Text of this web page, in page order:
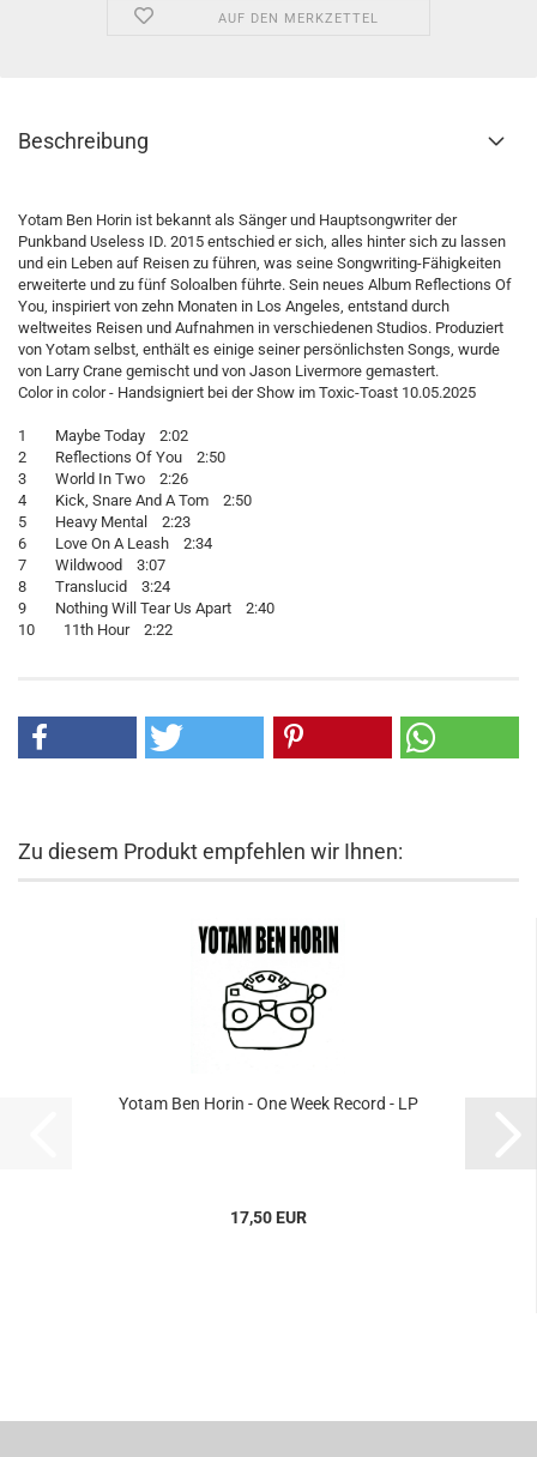
AUF DEN MERKZETTEL
Beschreibung
Yotam Ben Horin ist bekannt als Sänger und Hauptsongwriter der
Punkband Useless ID. 2015 entschied er sich, alles hinter sich zu lassen
und ein Leben auf Reisen zu führen, was seine Songwriting-Fähigkeiten
erweiterte und zu fünf Soloalben führte. Sein neues Album Reflections Of
You, inspiriert von zehn Monaten in Los Angeles, entstand durch
weltweites Reisen und Aufnahmen in verschiedenen Studios. Produziert
von Yotam selbst, enthält es einige seiner persönlichsten Songs, wurde
von Larry Crane gemischt und von Jason Livermore gemastert.
Color in color - Handsigniert bei der Show im Toxic-Toast 10.05.2025
1 Maybe Today 2:02
2 Reflections Of You 2:50
3 World In Two 2:26
4 Kick, Snare And A Tom 2:50
5 Heavy Mental 2:23
6 Love On A Leash 2:34
7 Wildwood 3:07
8 Translucid 3:24
9 Nothing Will Tear Us Apart 2:40
10 11th Hour 2:22
Zu diesem Produkt empfehlen wir Ihnen:
Yotam Ben Horin - One Week Record - LP
17,50 EUR